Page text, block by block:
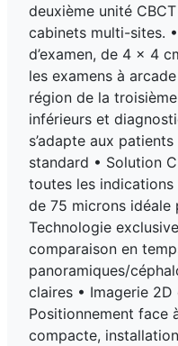
deuxième unité
cabinets multi-sites.
d’examen, de 4 x 4
les examens à
région de la
inférieurs et
s’adapte aux
standard • Solution
toutes les
de 75 microns idéale
Technologie
comparaison en
panoramiques/
claires • Imagerie
Positionnement face
compacte,